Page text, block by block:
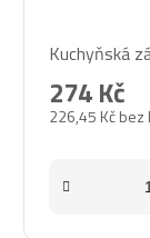
Kuchyňská
226,45 Kč bez
274 Kč